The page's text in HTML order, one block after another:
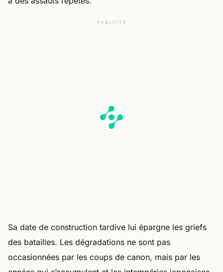
PUBLICITÉ
Sa date de construction tardive lui épargne les griefs
des batailles. Les dégradations ne sont pas
occasionnées par les coups de canon, mais par les